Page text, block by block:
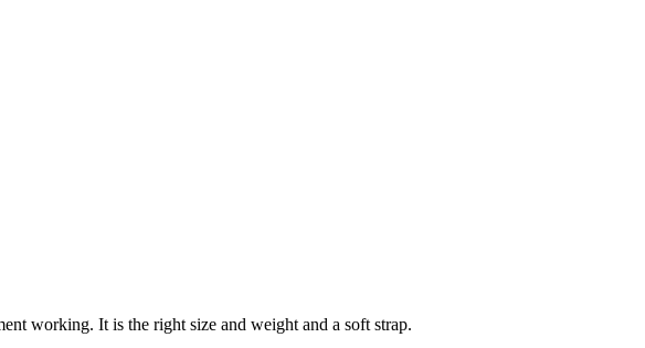
working. It is the right size and weight and a soft strap.